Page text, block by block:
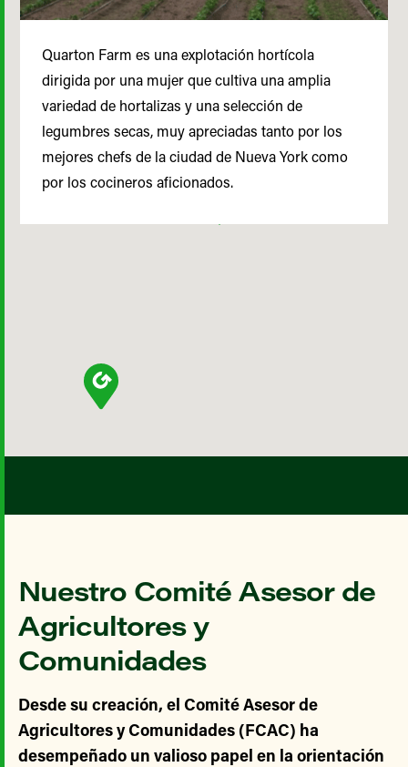
Nuestro Comité Asesor de
Agricultores y
Comunidades
Desde su creación, el Comité Asesor de
Agricultores y Comunidades (FCAC) ha
desempeñado un valioso papel en la orientación
Quarton Farm es una explotación hortícola
dirigida por una mujer que cultiva una amplia
variedad de hortalizas y una selección de
legumbres secas, muy apreciadas tanto por los
mejores chefs de la ciudad de Nueva York como
por los cocineros aficionados.